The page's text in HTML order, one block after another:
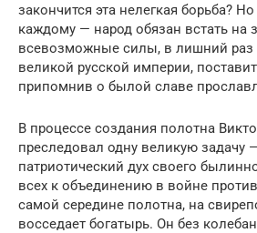
закончится эта нелегкая борьба?
каждому — народ обязан встать на
всевозможные силы, в лишний
великой русской империи,
припомнив о былой славе
В процессе создания полотна
преследовал одну великую задачу
патриотический дух своего
всех к объединению в войне
самой середине полотна, на
восседает богатырь. Он без